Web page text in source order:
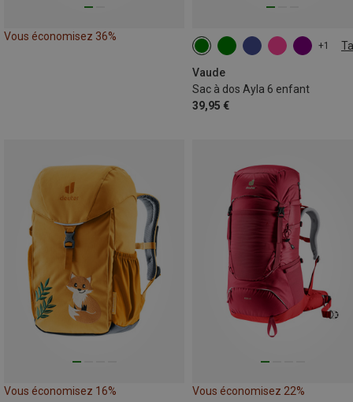
Vous économisez 36%
+1
Vaude
Sac à dos Ayla 6 enfant
39,95 €
6L
Vous économisez 16% Vous économisez 22%